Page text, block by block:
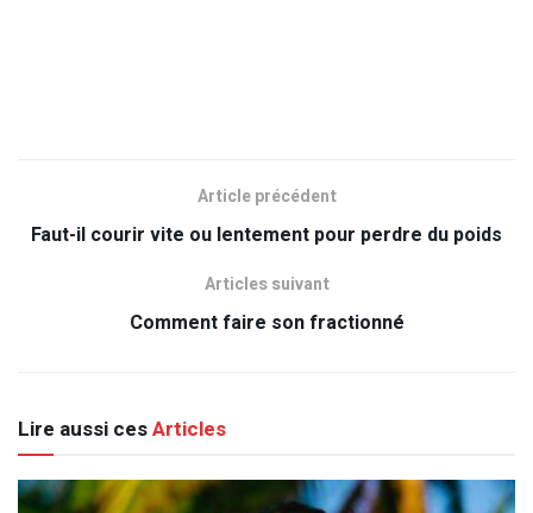
Article précédent
Faut-il courir vite ou lentement pour perdre du poids
Articles suivant
Comment faire son fractionné
Lire aussi cesArticles